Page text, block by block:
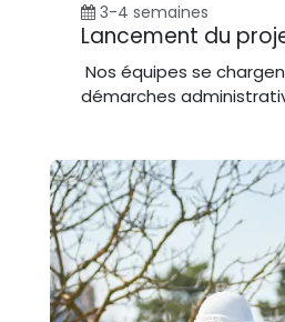
3-4 semaines
Lancement du
Nos équipes se
démarches